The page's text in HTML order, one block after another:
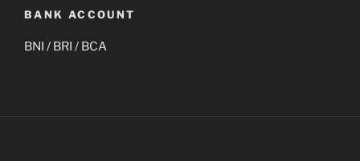
BANK ACCOUNT
BNI / BRI / BCA